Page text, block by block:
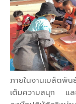
ภายในงานเมล็ดพั
เต็มความสนุก และ